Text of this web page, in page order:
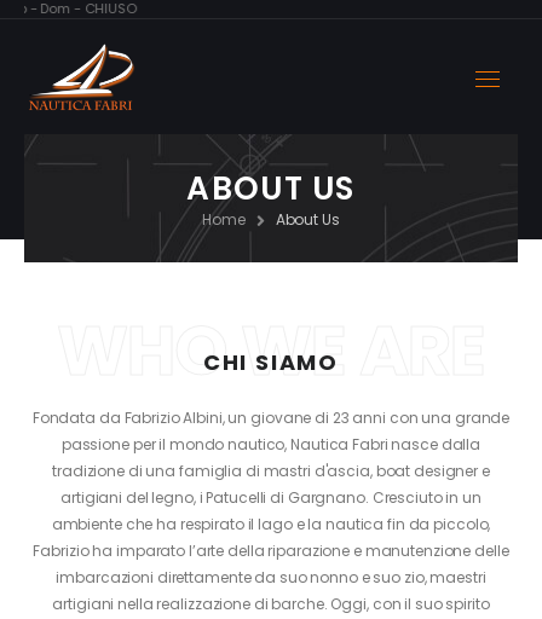
- Dom - CHIUSO
ABOUT US
Home About Us
WHO WE ARE
CHI SIAMO
Fondata da Fabrizio Albini, un giovane di 23 anni con una grande
passione per il mondo nautico, Nautica Fabri nasce dalla
tradizione di una famiglia di mastri d'ascia, boat designer e
artigiani del legno, i Patucelli di Gargnano. Cresciuto in un
ambiente che ha respirato il lago e la nautica fin da piccolo,
Fabrizio ha imparato l’arte della riparazione e manutenzione delle
imbarcazioni direttamente da suo nonno e suo zio, maestri
artigiani nella realizzazione di barche. Oggi, con il suo spirito